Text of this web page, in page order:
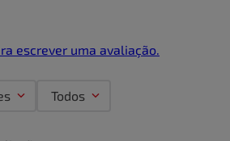
escrever uma avaliação.
Todos